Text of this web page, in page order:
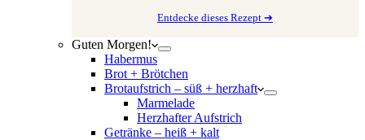
Entdecke dieses Rezept ➔
Guten Morgen!
Habermus
Brot + Brötchen
Brotaufstrich – süß + herzhaft
Marmelade
Herzhafter Aufstrich
Getränke – heiß + kalt